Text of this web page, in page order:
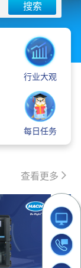
搜索
行业大观
每日任务
查看更多